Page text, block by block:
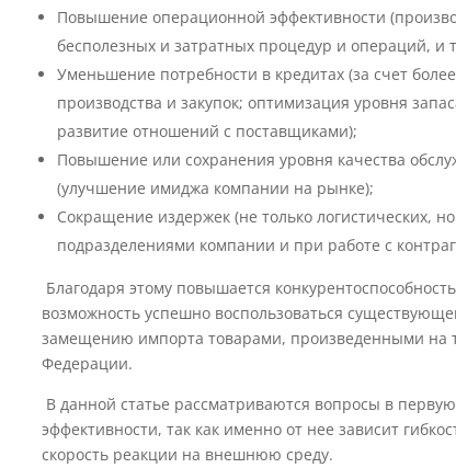
Повышение операционной эффективности
бесполезных и затратных процедур и операций, и
Уменьшение потребности в кредитах (за счет
производства и закупок; оптимизация уровня
развитие отношений с поставщиками);
Повышение или сохранения уровня качества
(улучшение имиджа компании на рынке);
Сокращение издержек (не только логистических,
подразделениями компании и при работе с
Благодаря этому повышается
возможность успешно воспользоваться
замещению импорта товарами, произведенными на
Федерации.
В данной статье рассматриваются вопросы в
эффективности, так как именно от нее зависит
скорость реакции на внешнюю среду.